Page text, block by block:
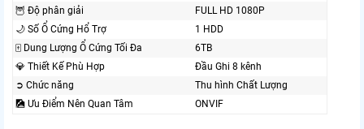
🦉 Độ phân giải
FULL HD 1080P
🌙 Số Ổ Cứng Hổ Trợ
1 HDD
🀄 Dung Lượng Ổ Cứng Tối Đa
6TB
💎 Thiết Kế Phù Hợp
Đầu Ghi 8 kênh
➲ Chức năng
Thu hình Chất Lượng
🎑 Ưu Điểm Nên Quan Tâm
ONVIF